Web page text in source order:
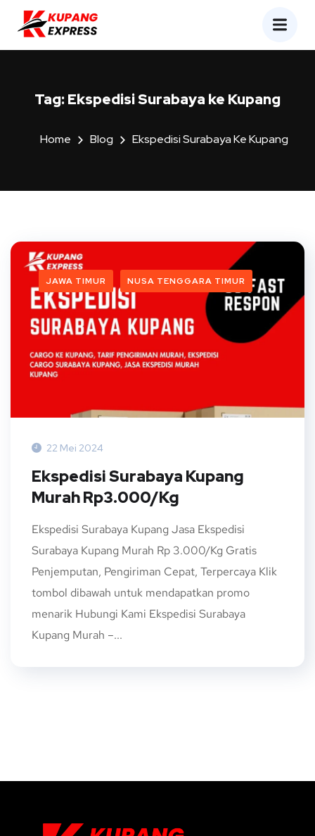
Tag: Ekspedisi Surabaya ke Kupang
Home Blog Ekspedisi Surabaya Ke Kupang
JAWA TIMUR NUSA TENGGARA TIMUR
22 Mei 2024
Ekspedisi Surabaya Kupang
Murah Rp3.000/Kg
Ekspedisi Surabaya Kupang Jasa Ekspedisi
Surabaya Kupang Murah Rp 3.000/Kg Gratis
Penjemputan, Pengiriman Cepat, Terpercaya Klik
tombol dibawah untuk mendapatkan promo
menarik Hubungi Kami Ekspedisi Surabaya
Kupang Murah –...